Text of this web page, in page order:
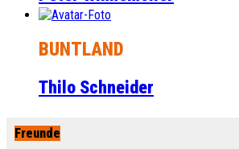
BUNTLAND
Thilo Schneider
Freunde